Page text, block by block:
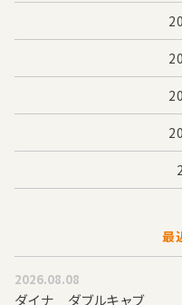
最
2026.08.08
ダイナ ダブルキャブ